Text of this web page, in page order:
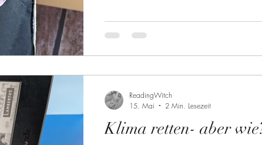
Klima retten- aber
ReadingWitch
15. Mai
2 Min. Lesezeit